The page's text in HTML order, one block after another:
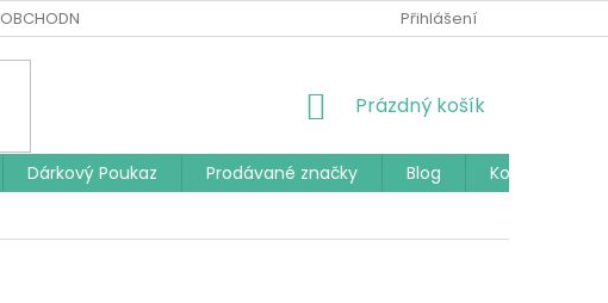
OBCHODNÍ PODMÍNKY PODMÍNKY OCHRANY OSOBNÍCH ÚDAJŮ
Přihlášení
NÁKUPNÍ
Prázdný košík
Dárkový Poukaz Prodávané značky Blog
Kontakty